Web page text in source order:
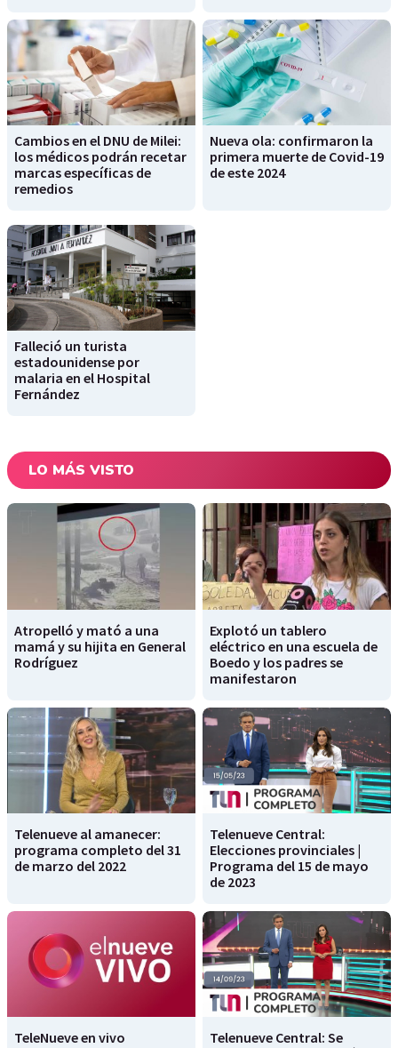
Cambios en el DNU de Milei:
los médicos podrán recetar
marcas específicas de
remedios
Nueva ola: confirmaron la
primera muerte de Covid-19
de este 2024
Falleció un turista
estadounidense por
malaria en el Hospital
Fernández
LO MÁS VISTO
Atropelló y mató a una
mamá y su hijita en General
Rodríguez
Explotó un tablero
eléctrico en una escuela de
Boedo y los padres se
manifestaron
Telenueve al amanecer:
programa completo del 31
de marzo del 2022
Telenueve Central:
Elecciones provinciales |
Programa del 15 de mayo
de 2023
TeleNueve en vivo
Telenueve Central: Se